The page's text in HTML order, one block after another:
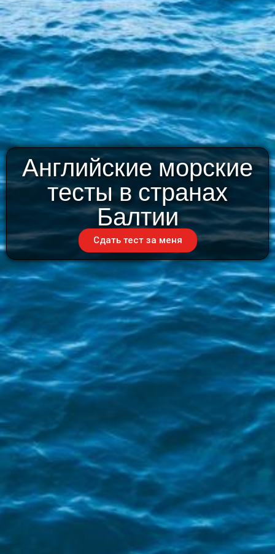
Английские морские
тесты в странах
Балтии
Сдать тест за меня